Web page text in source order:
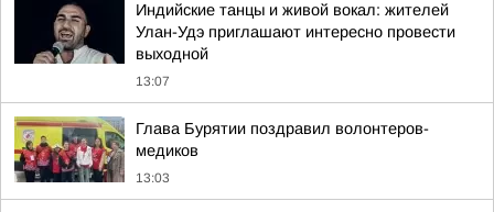
Индийские танцы и живой вокал: жителей
Улан-Удэ приглашают интересно провести
выходной
13:07
Глава Бурятии поздравил волонтеров-
медиков
13:03